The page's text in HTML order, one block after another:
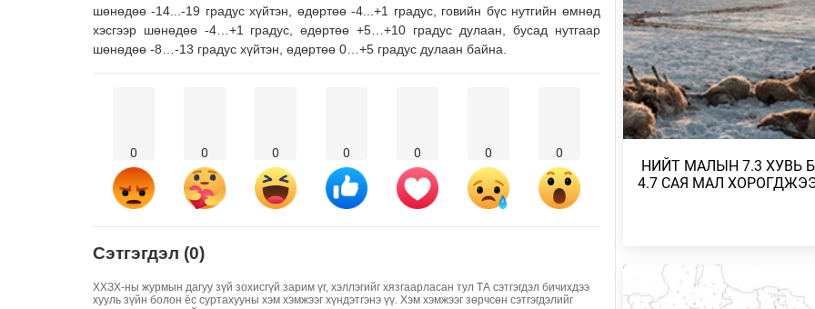
шөнөдөө -14...-19 градус хүйтэн, өдөртөө -4...+1 градус, говийн бүс нутгийн өмнөд
хэсгээр шөнөдөө -4…+1 градус, өдөртөө +5…+10 градус дулаан, бусад нутгаар
шөнөдөө -8…-13 градус хүйтэн, өдөртөө 0…+5 градус дулаан байна.
0 0 0 0 0 0 0
Сэтгэгдэл (0)
ХХЗХ-ны журмын дагуу зүй зохисгүй зарим үг, хэллэгийг хязгаарласан тул ТА сэтгэгдэл бичихдээ
хууль зүйн болон ёс суртахууны хэм хэмжээг хүндэтгэнэ үү. Хэм хэмжээг зөрчсөн сэтгэгдэлийг
БАРУУН, ТӨВ, ГОВЬ, ЗҮҮН
НУТГИЙН ЗАРИМ ГАЗРААР ДУУ
ЦАХИЛГААНТ…
2026/08/04
НАЙМДУГААР САРЫН 1,2-НД
ВАГОН БУЮУ 5160 ТОНН
ОРЖ ИРЖЭ…
2026/08/03
ХАНГАЙ, ХӨВСГӨЛИЙН
НИЙТ МАЛЫН 7.3 ХУВЬ
4.7 САЯ МАЛ